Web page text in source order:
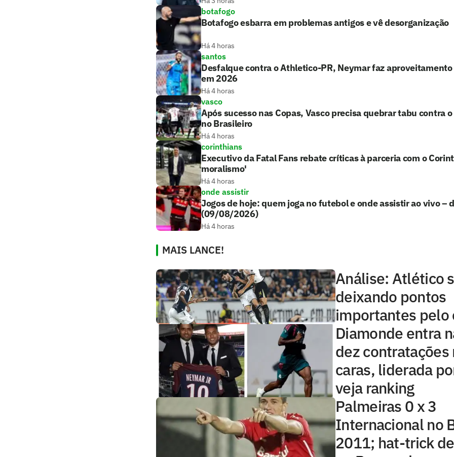
botafogo
Botafogo esbarra em problemas antigos e vê desorganização
Há 4 horas
santos
Desfalque contra o Athletico-PR, Neymar faz
em 2026
Há 4 horas
vasco
Após sucesso nas Copas, Vasco precisa quebrar tabu contra
no Brasileiro
Há 4 horas
corinthians
Executivo da Fatal Fans rebate críticas à parceria com o
moralismo'
Há 4 horas
onde assistir
Jogos de hoje: quem joga no futebol e onde assistir ao vivo –
(09/08/2026)
Há 4 horas
MAIS LANCE!
Análise: Atlético
deixando pontos
importantes pelo
Diamonde entra
dez contratações
caras, liderada
veja ranking
Palmeiras 0 x 3
Internacional no
2011; hat-trick